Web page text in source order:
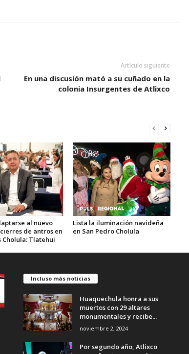
Artículo siguiente
En una discusión mató a su cuñado en la
colonia Insurgentes de Atlixco
al nuevo
de antros en
Cholula: Tlatehui
Lista la iluminación navideña
en San Pedro Cholula
Incluso más noticias
Huaquechula honra a sus
muertos con 29 altares
monumentales y recibe...
noviembre 2, 2024
Por segundo año, Atlixco